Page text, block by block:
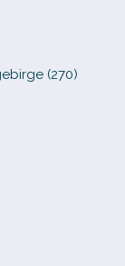
(270)